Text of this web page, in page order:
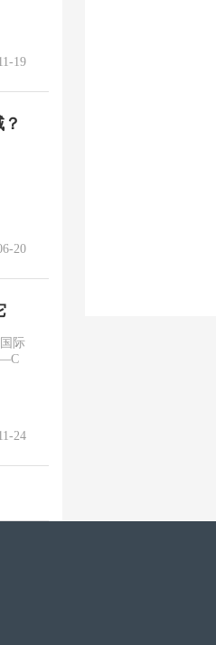
19
20
际
24